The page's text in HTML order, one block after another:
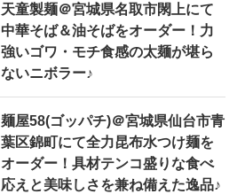
天童製麺＠宮城県名取市閖上にて
中華そば＆油そばをオーダー！力
強いゴワ・モチ食感の太麺が堪ら
ないニボラー♪
麺屋58(ゴッパチ)＠宮城県仙台市青
葉区錦町にて全力昆布水つけ麺を
オーダー！具材テンコ盛りな食べ
応えと美味しさを兼ね備えた逸品♪